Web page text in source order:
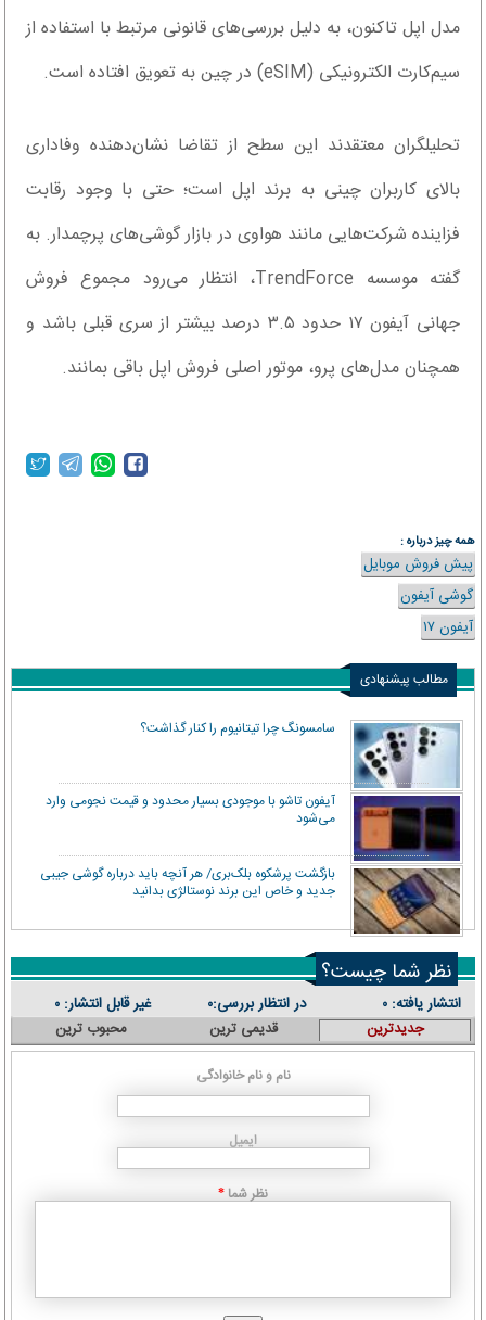
مدل اپل تاکنون، به دلیل بررسی‌های قانونی مرتبط با استفاده از
سیم‌کارت الکترونیکی (eSIM) در چین به تعویق افتاده است.
تحلیلگران معتقدند این سطح از تقاضا نشان‌دهنده وفاداری
بالای کاربران چینی به برند اپل است؛ حتی با وجود رقابت
فزاینده شرکت‌هایی مانند هواوی در بازار گوشی‌های پرچمدار. به
گفته موسسه TrendForce، انتظار می‌رود مجموع فروش
جهانی آیفون ۱۷ حدود ۳.۵ درصد بیشتر از سری قبلی باشد و
همچنان مدل‌های پرو، موتور اصلی فروش اپل باقی بمانند.
همه چیز درباره :
پیش فروش موبایل
گوشی آیفون
آیفون ۱۷
مطالب پیشنهادی
سامسونگ چرا تیتانیوم را کنار گذاشت؟
آیفون تاشو با موجودی بسیار محدود و قیمت نجومی وارد
می‌شود
بازگشت پرشکوه بلک‌بری/ هر آنچه باید درباره گوشی جیبی
جدید و خاص این برند نوستالژی بدانید
نظر شما چیست؟
انتشار یافته: ۰ در انتظار بررسی:۰ غیر قابل انتشار: ۰
جدیدترین قدیمی ترین محبوب ترین
نام و نام خانوادگی
ایمیل
نظر شما *